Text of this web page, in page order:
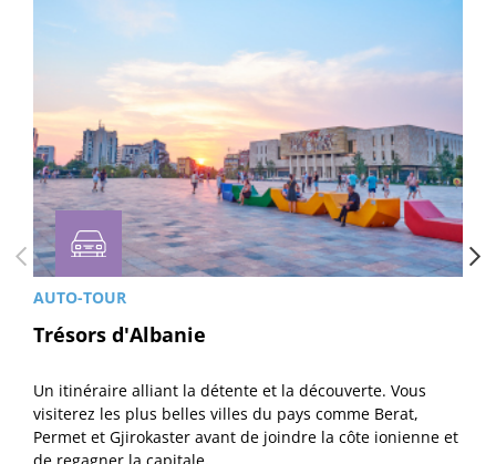
AUTO-TOUR
Trésors d'Albanie
Un itinéraire alliant la détente et la découverte. Vous
visiterez les plus belles villes du pays comme Berat,
Permet et Gjirokaster avant de joindre la côte ionienne et